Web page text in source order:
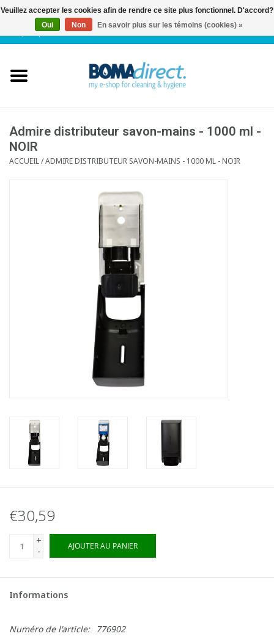
FR| 0 Articles
Service client
Blog
Admire distributeur savon-mains - 1000 ml -
NOIR
ACCUEIL/ADMIRE DISTRIBUTEUR SAVON-MAINS - 1000 ML - NOIR
€30,59
+
-
AJOUTER AU PANIER
Informations
Numéro de l'article: 776902
Veuillez accepter les cookies afin de rendre ce site plus fonctionnel. D'accord?
Oui
Non En savoir plus sur les témoins (cookies) »